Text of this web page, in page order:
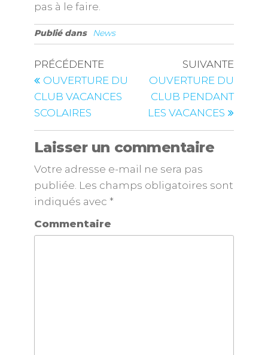
pas à le faire.
Publié dans News
PRÉCÉDENTE
OUVERTURE DU
CLUB VACANCES
SCOLAIRES
SUIVANTE
OUVERTURE DU
CLUB PENDANT
LES VACANCES
Laisser un commentaire
Votre adresse e-mail ne sera pas
publiée. Les champs obligatoires sont
indiqués avec *
Commentaire